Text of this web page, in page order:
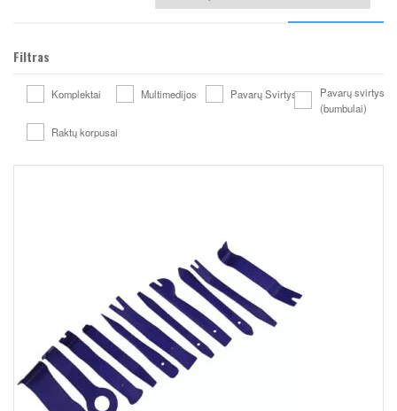
Filtras
Komplektai Multimedijos Pavarų Svirtys
Pavarų svirtys
(bumbulai)
Raktų korpusai